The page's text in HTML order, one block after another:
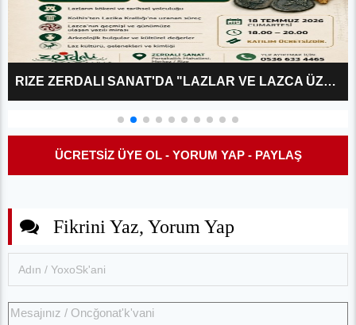
RIZE ZERDALI SANAT'DA "LAZLAR VE LAZCA ÜZERINE?" KÜLTÜR SÖYLEŞISI
ÜCRETSİZ ÜYE OL - YORUM YAP - PAYLAŞ
Fikrini Yaz, Yorum Yap